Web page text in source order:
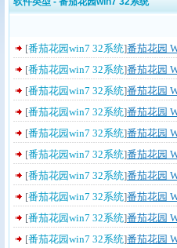
[番茄花园win7 32系统]番茄花园
[番茄花园win7 32系统]番茄花园
[番茄花园win7 32系统]番茄花园
[番茄花园win7 32系统]番茄花园
[番茄花园win7 32系统]番茄花园
[番茄花园win7 32系统]番茄花园
[番茄花园win7 32系统]番茄花园
[番茄花园win7 32系统]番茄花园
[番茄花园win7 32系统]番茄花园
[番茄花园win7 32系统]番茄花园